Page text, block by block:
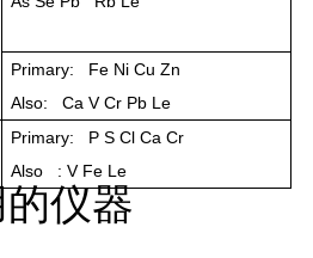
Primary: Fe Ni Cu Zn
Also: Ca V Cr Pb Le
Primary: P S Cl Ca Cr
Also : V Fe Le
仪器